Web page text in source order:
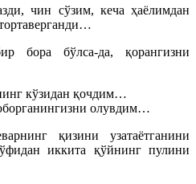
чин сўзим, кеча ҳаёлимдан
бора бўлса-да, қорангизни
кўзидан қочдим…
олувдим…
қизини узатаётганини
иккита қўйнинг пулини